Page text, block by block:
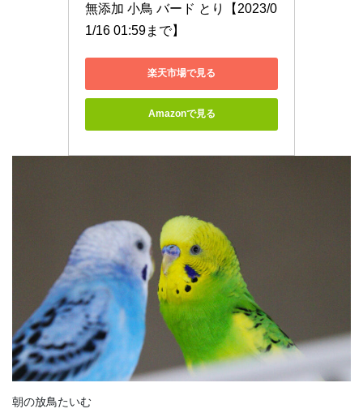
無添加 小鳥 バード とり【2023/0
1/16 01:59まで】
楽天市場で見る
Amazonで見る
朝の放鳥たいむ